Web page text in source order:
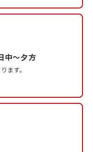
中〜夕方
ます。